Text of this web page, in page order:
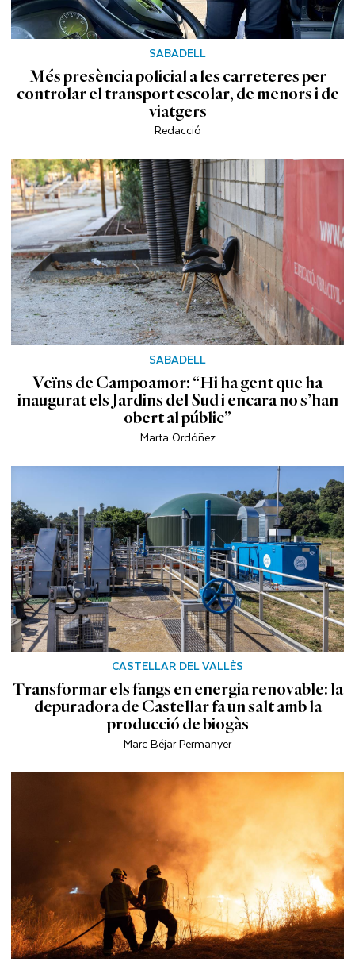
SABADELL
Més presència policial a les carreteres per
controlar el transport escolar, de menors i de
viatgers
Redacció
SABADELL
Veïns de Campoamor: “Hi ha gent que ha
inaugurat els Jardins del Sud i encara no s’han
obert al públic”
Marta Ordóñez
CASTELLAR DEL VALLÈS
Transformar els fangs en energia renovable: la
depuradora de Castellar fa un salt amb la
producció de biogàs
Marc Béjar Permanyer